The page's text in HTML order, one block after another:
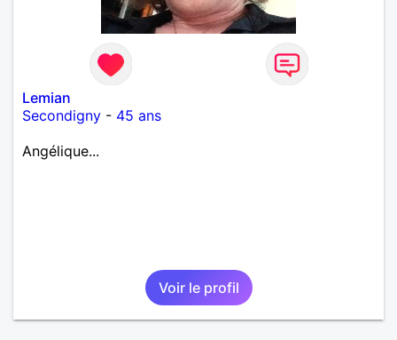
Lemian
Secondigny - 45 ans
Angélique...
Voir le profil